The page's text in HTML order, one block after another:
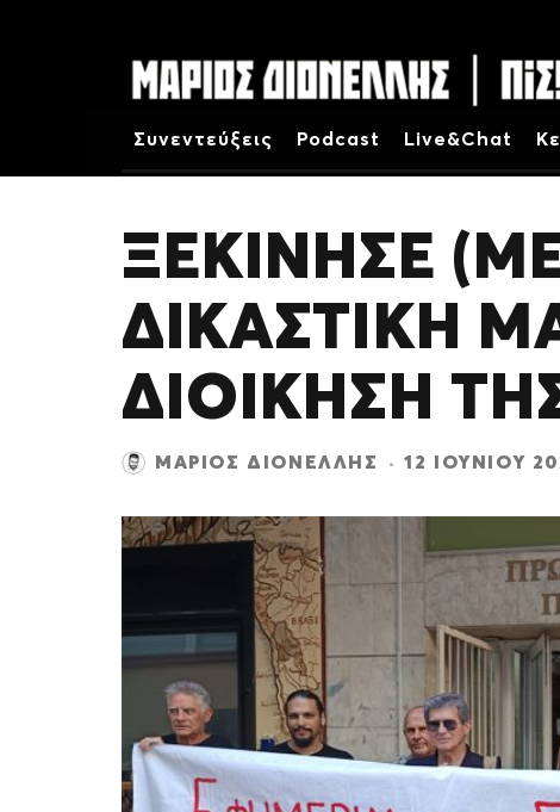
Συνεντεύξεις Podcast Live&Chat
ΞΕΚΙΝΗΣΕ
ΔΙΚΑΣΤΙΚΗ
ΔΙΟΙΚΗΣΗ
ΜΆΡΙΟΣ ΔΙΟΝΈΛΛΗΣ · 12 ΙΟΥΝΊΟΥ